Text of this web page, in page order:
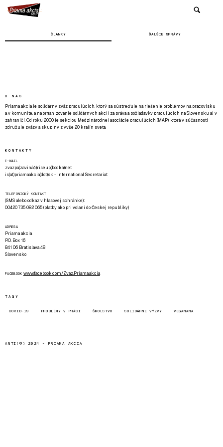
ČLÁNKY ĎALŠIE SPRÁVY
O NÁS
Priama akcia je solidárny zväz pracujúcich, ktorý sa sústreďuje na riešenie problémov na pracovisku
a v komunite, a na organizovanie solidárnych akcií za práva a požiadavky pracujúcich na Slovensku aj v
zahraničí. Od roku 2000 je sekciou Medzinárodnej asociácie pracujúcich (MAP), ktorá v súčasnosti
združuje zväzy a skupiny z vyše 20 krajín sveta.
KONTAKTY
E-MAIL
zvazpa(zavináč)riseup(bodka)net
is(at)priamaakcia(dot)sk - International Secretariat
TELEFONICKÝ KONTAKT
(SMS alebo odkaz v hlasovej schránke):
00420 735 082 065 (platby ako pri volaní do Českej republiky)
ADRESA
Priama akcia
P.O. Box 16
841 06 Bratislava 48
Slovensko
FACEBOOK www.facebook.com/Zvaz.Priama.akcia
TAGY
COVID-19 PROBLÉMY V PRÁCI ŠKOLSTVO SOLIDÁRNE VÝZVY VEGANANA
ANTI(©) 2024 - PRIAMA AKCIA